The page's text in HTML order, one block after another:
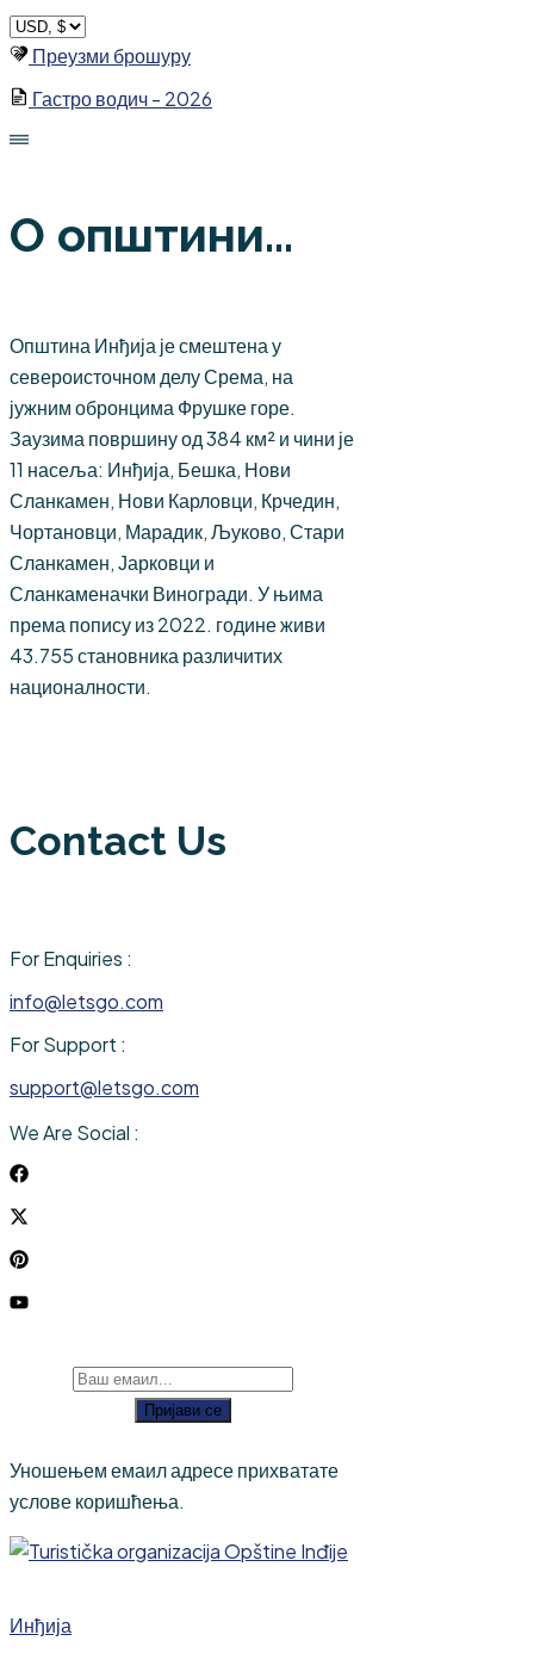
Skip
to
content
Преузми брошуру
Гастро водич - 2026
О општини...
Општина Инђија је смештена у
североисточном делу Срема, на
јужним обронцима Фрушке горе.
Заузима површину од 384 км² и чини је
11 насеља: Инђија, Бешка, Нови
Сланкамен, Нови Карловци, Крчедин,
Чортановци, Марадик, Љуково, Стари
Сланкамен, Јарковци и
Сланкаменачки Виногради. У њима
према попису из 2022. године живи
43.755 становника различитих
националности.
Contact Us
For Enquiries :
info@letsgo.com
For Support :
support@letsgo.com
We Are Social :
Пријави се
Уношењем емаил адресе прихватате
услове коришћења.
Инђија